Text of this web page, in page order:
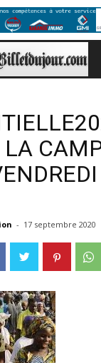
LA
- 17 septembre 2020